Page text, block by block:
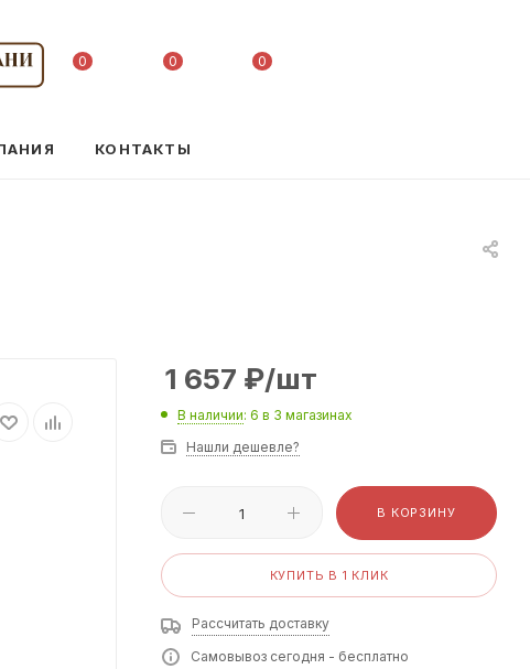
0 0 0
КОНТАКТЫ
1 657 ₽/шт
В наличии: 6 в 3 магазинах
Нашли дешевле?
В КОРЗИНУ
КУПИТЬ В 1 КЛИК
Рассчитать доставку
Самовывоз сегодня - бесплатно